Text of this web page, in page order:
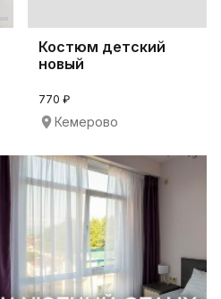
Костюм детский
новый
770 ₽
Кемерово